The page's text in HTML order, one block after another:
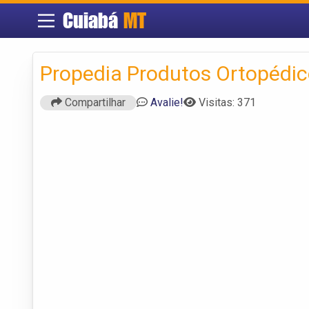
Cuiabá MT
Propedia Produtos
Compartilhar Avalie! Visitas: 371